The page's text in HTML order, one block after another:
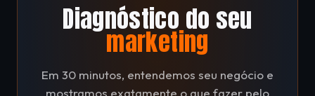
Diagnóstico do seu
marketing
Em 30 minutos, entendemos seu negócio e
mostramos exatamente o que fazer pelo